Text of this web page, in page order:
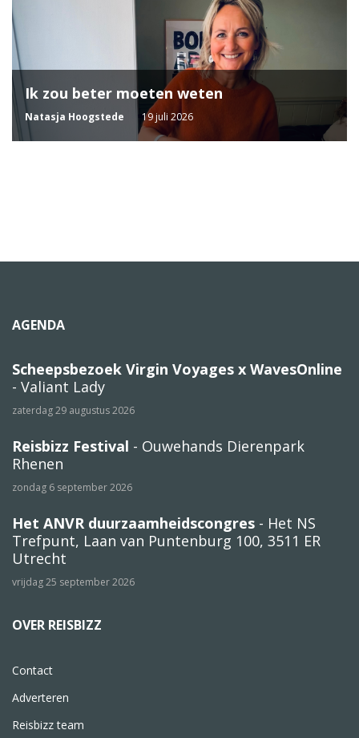
Ik zou beter moeten weten
Natasja Hoogstede 19 juli 2026
AGENDA
Scheepsbezoek Virgin Voyages x WavesOnline
- Valiant Lady
zaterdag 29 augustus 2026
Reisbizz Festival - Ouwehands Dierenpark
Rhenen
zondag 6 september 2026
Het ANVR duurzaamheidscongres - Het NS
Trefpunt, Laan van Puntenburg 100, 3511 ER
Utrecht
vrijdag 25 september 2026
OVER REISBIZZ
Contact
Adverteren
Reisbizz team